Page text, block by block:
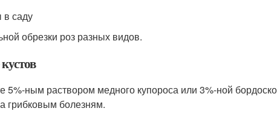
в саду
обрезки роз разных видов.
ным раствором медного купороса или 3%-ной
грибковым болезням.